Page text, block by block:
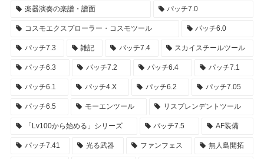
楽器演奏の楽譜・譜面 パッチ7.0
コスモエクスプローラー・コスモツール パッチ6.0
パッチ7.3 雑記 パッチ7.4 スカイスチールツール
パッチ6.3 パッチ7.2 パッチ6.4 パッチ7.1
パッチ6.1 パッチ4.X パッチ6.2 パッチ7.05
パッチ6.5 モーエンツール リスプレンデントツール
「Lv100から始める」シリーズ パッチ7.5 AF装備
パッチ7.41 光る武器 ファンフェス 無人島開拓